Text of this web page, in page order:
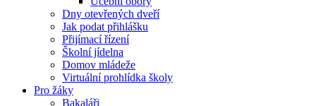
Dny otevřených dveří
Jak podat přihlášku
Přijímací řízení
Školní jídelna
Domov mládeže
Virtuální prohlídka školy
Pro žáky
Bakaláři